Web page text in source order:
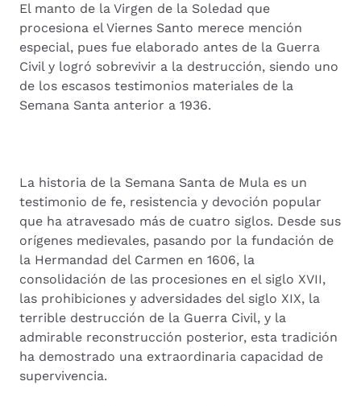
El manto de la Virgen de la Soledad que
procesiona el Viernes Santo merece mención
especial, pues fue elaborado antes de la Guerra
Civil y logró sobrevivir a la destrucción, siendo uno
de los escasos testimonios materiales de la
Semana Santa anterior a 1936.
La historia de la Semana Santa de Mula es un
testimonio de fe, resistencia y devoción popular
que ha atravesado más de cuatro siglos. Desde sus
orígenes medievales, pasando por la fundación de
la Hermandad del Carmen en 1606, la
consolidación de las procesiones en el siglo XVII,
las prohibiciones y adversidades del siglo XIX, la
terrible destrucción de la Guerra Civil, y la
admirable reconstrucción posterior, esta tradición
ha demostrado una extraordinaria capacidad de
supervivencia.